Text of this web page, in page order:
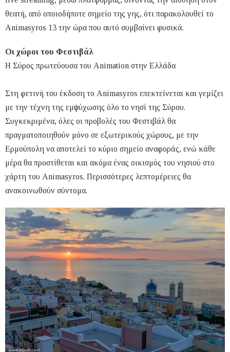
θεατή, από οποιοδήποτε σημείο της γης, ότι παρακολουθεί το
Animasyros 13 την ώρα που αυτό συμβαίνει φυσικά.
Οι χώροι του Φεστιβάλ
Η Σύρος πρωτεύουσα του Animation στην Ελλάδα
Στη φετινή του έκδοση το Animasyros επεκτείνεται και γεμίζει
με την τέχνη της εμψύχωσης όλο το νησί της Σύρου.
Συγκεκριμένα, όλες οι προβολές του Φεστιβάλ θα
πραγματοποιηθούν μόνο σε εξωτερικούς χώρους, με την
Ερμούπολη να αποτελεί το κύριο σημείο αναφοράς, ενώ κάθε
μέρα θα προστίθεται και ακόμα ένας οικισμός του νησιού στο
χάρτη του Animasyros. Περισσότερες λεπτομέρειες θα
ανακοινωθούν σύντομα.